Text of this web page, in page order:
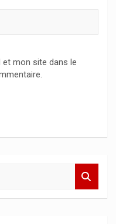
mon site dans le